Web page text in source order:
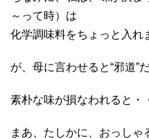
～って時）は
化学調味料をちょっと入れ
が、母に言わせると“邪道”
素朴な味が損なわれると・
まあ、たしかに、おっしゃ